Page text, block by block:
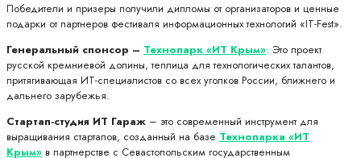
Победители и призеры получили дипломы от организаторов и ценные
подарки от партнеров фестиваля информационных технологий «IT-Fest».
Генеральный спонсор – Технопарк «ИТ Крым». Это проект
русской кремниевой долины, теплица для технологических талантов,
притягивающая ИТ-специалистов со всех уголков России, ближнего и
дальнего зарубежья.
Стартап-студия ИТ Гараж – это современный инструмент для
выращивания стартапов, созданный на базе Технопарка «ИТ
Крым» в партнерстве с Севастопольским государственным